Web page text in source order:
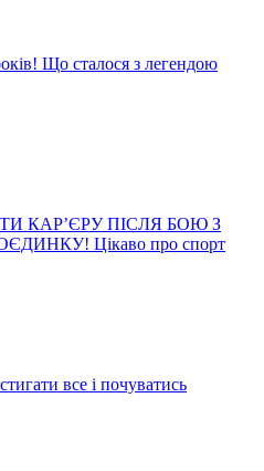
Що сталося з легендою
КАР’ЄРУ ПІСЛЯ БОЮ З
Цікаво про спорт
все і почуватись